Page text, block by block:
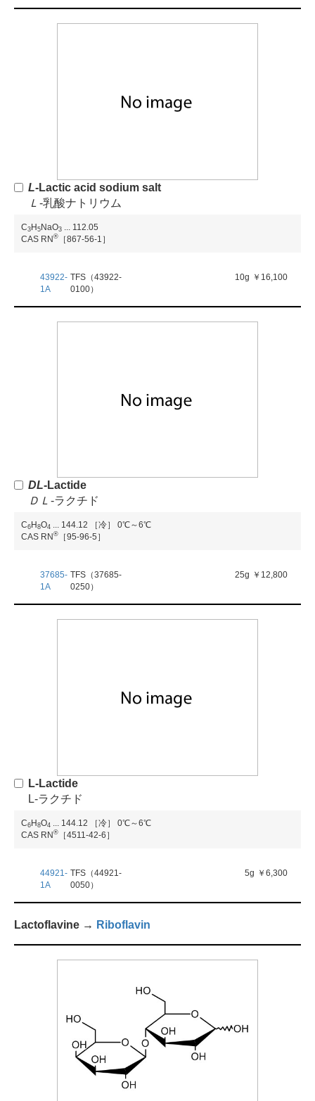
L-Lactic acid sodium salt
Ｌ-乳酸ナトリウム
C3H5NaO3
112.05
CAS RN® ［867-56-1］
43922-
1A
TFS（43922-
0100）
10g ￥16,100
DL-Lactide
Ｄ Ｌ-ラクチド
C6 H 8O4 ... 144.12
［冷］ 0℃～6℃
CAS RN ® ［95-96-5］
37685-
1A
TFS（37685-
0250）
25g ￥12,800
L-Lactide
L-ラクチド
C6H8O4 144.12
［冷］ 0℃～6℃
CAS RN® ［4511-42-6］
44921-
1A
TFS（44921-
0050）
5g ￥6,300
Lactoflavine → Riboflavin